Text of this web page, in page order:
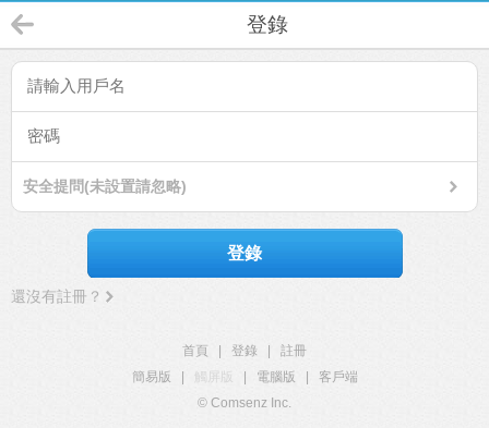
登錄
安全提問(未設置請忽略)
登錄
還沒有註冊？
首頁 登錄
註冊
簡易版
觸屏版 電腦版
客戶端
© Comsenz Inc.